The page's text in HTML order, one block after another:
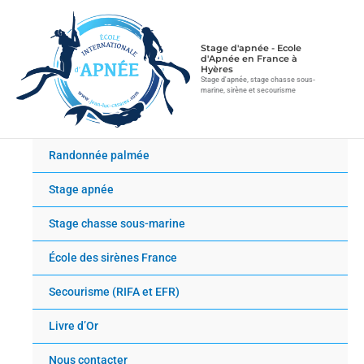
Stage d'apnée - Ecole
d'Apnée en France à
Hyères
Stage d'apnée, stage chasse sous-
marine, sirène et secourisme
Randonnée palmée
Stage apnée
Stage chasse sous-marine
École des sirènes France
Secourisme (RIFA et EFR)
Livre d’Or
Nous contacter